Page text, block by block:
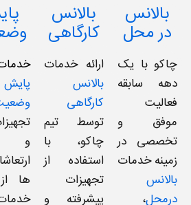
بالانس
در محل
چاکو با یک
دهه سابقه‌
فعالیت
موفق و
تخصصی در
زمینه خدمات
بالانس
درمحل،
بالانس
کارگاهی
ارائه خدمات
بالانس
کارگاهی
توسط تیم
چاکو، با
استفاده از
تجهیزات
پیشرفته و
پایش
و
ها